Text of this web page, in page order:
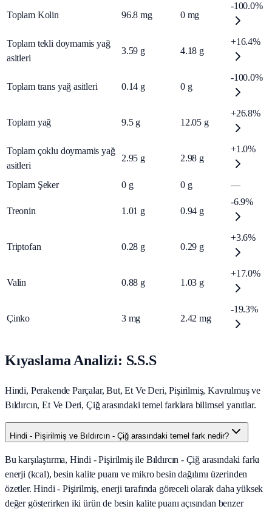
Toplam Kolin 96.8 mg 0 mg
-100.0%
Toplam tekli doymamis yağ
asitleri
3.59 g 4.18 g
+16.4%
Toplam trans yağ asitleri 0.14 g 0 g
-100.0%
Toplam yağ 9.5 g 12.05 g
+26.8%
Toplam çoklu doymamis yağ
asitleri
2.95 g 2.98 g
+1.0%
Toplam Şeker 0 g 0 g —
Treonin 1.01 g 0.94 g
-6.9%
Triptofan 0.28 g 0.29 g
+3.6%
Valin 0.88 g 1.03 g
+17.0%
Çinko 3 mg 2.42 mg
-19.3%
Kıyaslama Analizi: S.S.S
Hindi, Perakende Parçalar, But, Et Ve Deri, Pişirilmiş, Kavrulmuş ve
Bıldırcın, Et Ve Deri, Çiğ arasındaki temel farklara bilimsel yanıtlar.
Hindi - Pişirilmiş ve Bıldırcın - Çiğ arasındaki temel fark nedir?
Bu karşılaştırma, Hindi - Pişirilmiş ile Bıldırcın - Çiğ arasındaki farkı
enerji (kcal), besin kalite puanı ve mikro besin dağılımı üzerinden
özetler. Hindi - Pişirilmiş, enerji tarafında göreceli olarak daha yüksek
değer gösterirken iki ürün de besin kalite puanı açısından benzer